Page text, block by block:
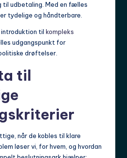
til udbetaling. Med en fælles
tydelige og håndterbare.
introduktion til kompleks
udgangspunkt for
drøftelser.
til
når de kobles til klare
løser vi, for hvem, og hvordan